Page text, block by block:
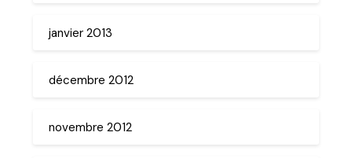
janvier 2013
décembre 2012
novembre 2012